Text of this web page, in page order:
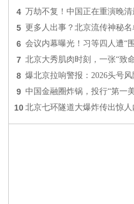
4 万劫不复！中国正在重演晚
5 更多人出事？北京流传神秘名
6 会议内幕曝光！习等四人遭“
7 北京大秀肌肉时刻，一张“致
8 爆北京拉响警报：2026头号
9 中国金融圈炸锅，投行“第一
10 北京七环隧道大爆炸传出惊人